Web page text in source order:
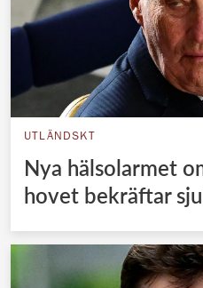
UTLÄNDSKT
Nya hälsolarmet
hovet bekräftar